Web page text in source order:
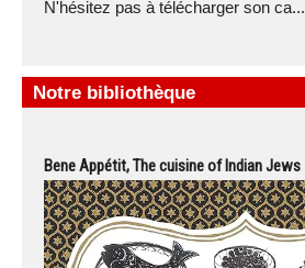
N'hésitez pas à télécharger son ca...
Notre bibliothèque
Bene Appétit, The cuisine of Indian Jews